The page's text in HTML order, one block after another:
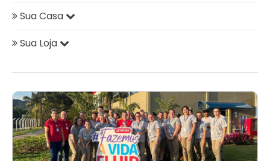
Sua Casa
Sua Loja